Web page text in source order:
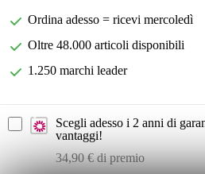
Ordina adesso = ricevi mercoledì
Oltre 48.000 articoli disponibili
1.250 marchi leader
Scegli adesso i 2 anni di
vantaggi!
34,90 € di premio